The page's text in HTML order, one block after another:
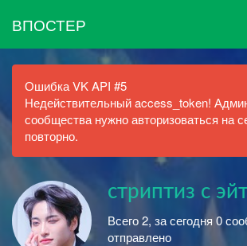
ВПОСТЕР
Ошибка VK API #5
Недействительный access_token!
сообщества нужно авторизоваться на
повторно.
стриптиз с
Всего 2, за сегодня 0
отправлено